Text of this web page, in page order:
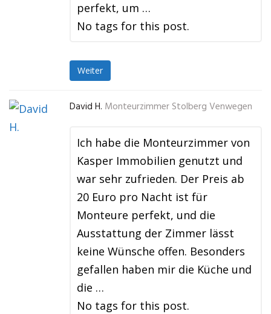
perfekt, um …
No tags for this post.
Weiter
David H. Monteurzimmer Stolberg Venwegen
Ich habe die Monteurzimmer von
Kasper Immobilien genutzt und
war sehr zufrieden. Der Preis ab
20 Euro pro Nacht ist für
Monteure perfekt, und die
Ausstattung der Zimmer lässt
keine Wünsche offen. Besonders
gefallen haben mir die Küche und
die …
No tags for this post.